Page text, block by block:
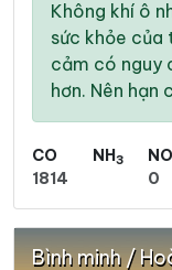
Không khí ô
sức khỏe của
cảm có nguy
hơn. Nên hạn
CO
1814
NH3
NO
0
Bình minh /